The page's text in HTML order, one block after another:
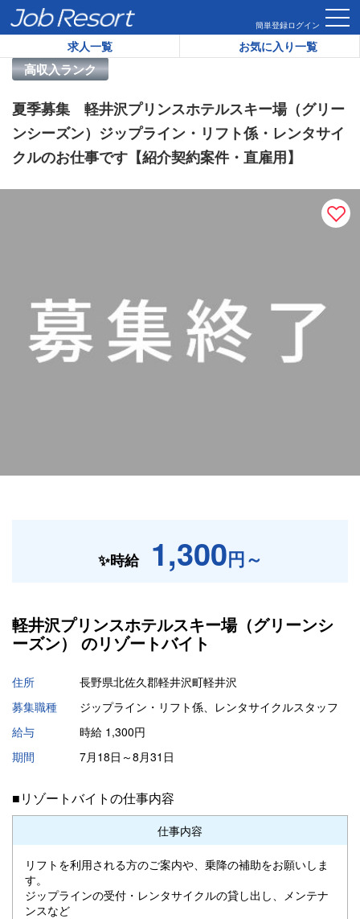
簡単登録ログイン
求人一覧 お気に入り一覧
HOME 求人一覧 夏季募集 軽井沢プリンスホテルスキー場（
高収入ランク
リゾートバイト求人番号：
夏季募集 軽井沢プリンスホテルスキー場（グリー
ンシーズン）ジップライン・リフト係・レンタサイ
クルのお仕事です【紹介契約案件・直雇用】
✨時給 1,300円～
軽井沢プリンスホテルスキー場（グリーンシ
ーズン） のリゾートバイト
住所
長野県北佐久郡軽井沢町軽井沢
募集職種
ジップライン・リフト係、レンタサイクルスタッフ
給与
時給 1,300円
期間
7月18日～8月31日
■リゾートバイトの仕事内容
仕事内容
リフトを利用される方のご案内や、乗降の補助をお願いしま
す。
ジップラインの受付・レンタサイクルの貸し出し、メンテナ
ンスなど